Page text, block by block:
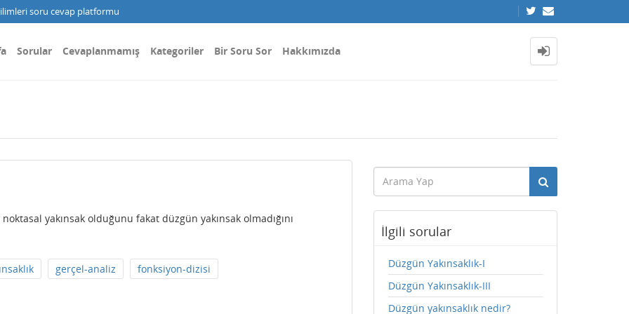
soru cevap platformu
Sorular Cevaplanmamış Kategoriler Bir Soru Sor Hakkımızda
yakınsak olduğunu fakat düzgün yakınsak olmadığını
gerçel-analiz fonksiyon-dizisi
İlgili sorular
Düzgün Yakınsaklık-I
Düzgün Yakınsaklık-III
Düzgün yakınsaklık nedir?